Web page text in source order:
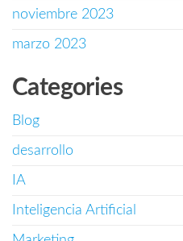
noviembre 2023
marzo 2023
Categories
Blog
desarrollo
IA
Inteligencia Artificial